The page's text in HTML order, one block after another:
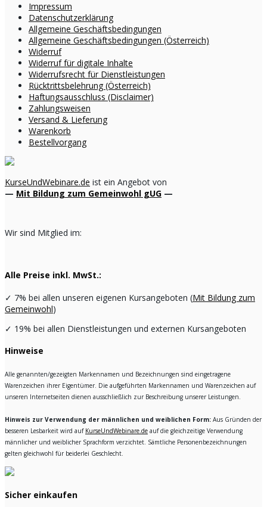
Impressum
Datenschutzerklärung
Allgemeine Geschäftsbedingungen
Allgemeine Geschäftsbedingungen (Österreich)
Widerruf
Widerruf für digitale Inhalte
Widerrufsrecht für Dienstleistungen
Rücktrittsbelehrung (Österreich)
Haftungsausschluss (Disclaimer)
Zahlungsweisen
Versand & Lieferung
Warenkorb
Bestellvorgang
KurseUndWebinare.de ist ein Angebot von
— Mit Bildung zum Gemeinwohl gUG —
Wir sind Mitglied im:
Alle Preise inkl. MwSt.:
✓ 7% bei allen unseren eigenen Kursangeboten (Mit Bildung zum
Gemeinwohl)
✓ 19% bei allen Dienstleistungen und externen Kursangeboten
Hinweise
Alle genannten/gezeigten Markennamen und Bezeichnungen sind eingetragene
Warenzeichen ihrer Eigentümer. Die aufgeführten Markennamen und Warenzeichen auf
unseren Internetseiten dienen ausschließlich zur Beschreibung unserer Leistungen.
Hinweis zur Verwendung der männlichen und weiblichen Form: Aus Gründen der
besseren Lesbarkeit wird auf KurseUndWebinare.de auf die gleichzeitige Verwendung
männlicher und weiblicher Sprachform verzichtet. Sämtliche Personenbezeichnungen
gelten gleichwohl für beiderlei Geschlecht.
Sicher einkaufen